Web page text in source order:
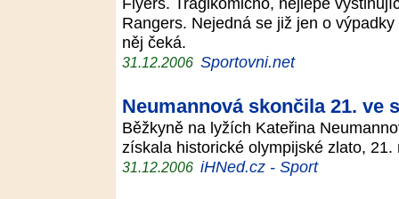
Rangers. Nejedná se již jen o
něj čeká.
31.12.2006 Sportovni.net
Neumannová skončila 21. ve
Běžkyně na lyžích Kateřina
získala historické olympijské zlato,
31.12.2006 iHNed.cz - Sport